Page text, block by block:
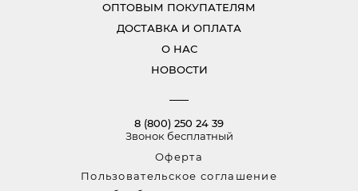
ОПТОВЫМ ПОКУПАТЕЛЯМ
ДОСТАВКА И ОПЛАТА
О НАС
НОВОСТИ
8 (800) 250 24 39
Звонок бесплатный
Оферта
Пользовательское соглашение